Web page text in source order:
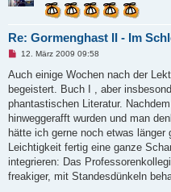
r
Re: Gormenghast II - Im
U
g
l
e
e
n
r
B
i
12. März 2009 09:58
Auch einige Wochen nach der
begeistert. Buch I , aber
phantastischen Literatur.
hinweggerafft wurden und man
hätte ich gerne noch etwas
Leichtigkeit fertig eine ganze
integrieren: Das
freakiger, mit Standesdünkeln